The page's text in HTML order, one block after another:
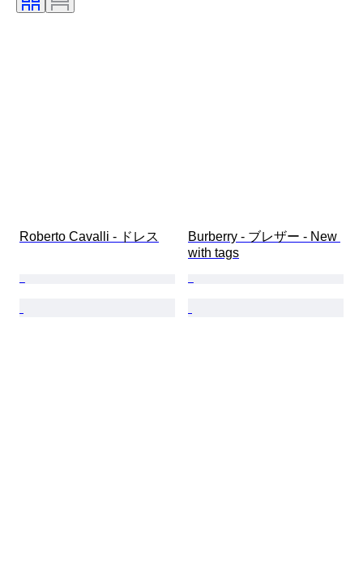
時代
Roberto Cavalli - ドレス
Burberry - ブレザー - New
with tags